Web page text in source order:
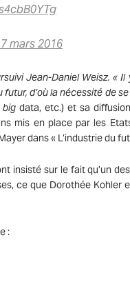
mars 2016
Jean-Daniel Weisz. « Il
d’où la nécessité de
big data, etc.) et sa
mis en place par les
dans « L’industrie du
insisté sur le fait qu’un
ce que Dorothée Kohler
: